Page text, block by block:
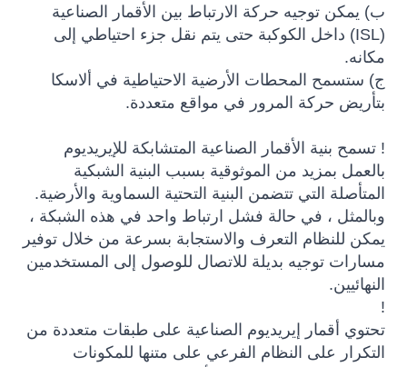
ب) يمكن توجيه حركة الارتباط بين الأقمار الصناعية
(ISL) داخل الكوكبة حتى يتم نقل جزء احتياطي إلى
مكانه.
ج) ستسمح المحطات الأرضية الاحتياطية في ألاسكا
بتأريض حركة المرور في مواقع متعددة.
! تسمح بنية الأقمار الصناعية المتشابكة للإيريديوم
بالعمل بمزيد من الموثوقية بسبب البنية الشبكية
المتأصلة التي تتضمن البنية التحتية السماوية والأرضية.
وبالمثل ، في حالة فشل ارتباط واحد في هذه الشبكة ،
يمكن للنظام التعرف والاستجابة بسرعة من خلال توفير
مسارات توجيه بديلة للاتصال للوصول إلى المستخدمين
النهائيين.
!
تحتوي أقمار إيريديوم الصناعية على طبقات متعددة من
التكرار على النظام الفرعي على متنها للمكونات